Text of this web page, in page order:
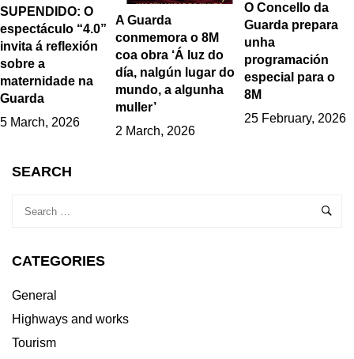
SUPENDIDO: O
espectáculo “4.0”
invita á reflexión
sobre a
maternidade na
Guarda
5 March, 2026
A Guarda
conmemora o 8M
coa obra ‘Á luz do
día, nalgún lugar do
mundo, a algunha
muller’
2 March, 2026
O Concello da
Guarda prepara
unha
programación
especial para o
8M
25 February, 2026
SEARCH
CATEGORIES
General
Highways and works
Tourism